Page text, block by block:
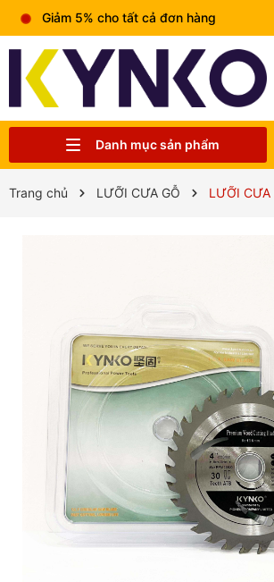
Giảm 5% cho tất cả đơn hàng
Danh mục sản phẩm
Trang chủ LƯỠI CƯA GỖ LƯỠI CƯA